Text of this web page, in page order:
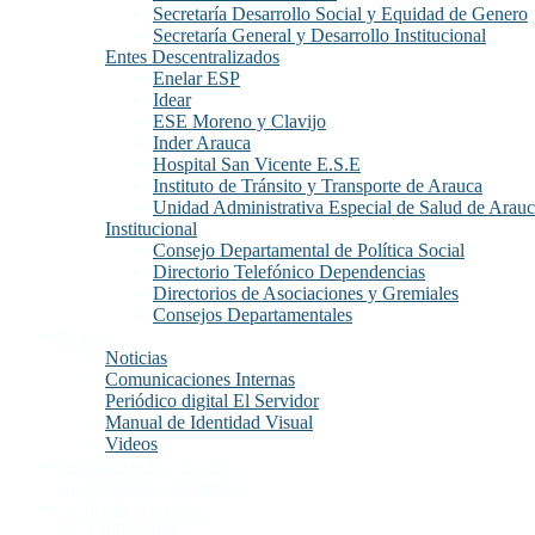
Secretaría Desarrollo Social y Equidad de Genero
Secretaría General y Desarrollo Institucional
Entes Descentralizados
Enelar ESP
Idear
ESE Moreno y Clavijo
Inder Arauca
Hospital San Vicente E.S.E
Instituto de Tránsito y Transporte de Arauca
Unidad Administrativa Especial de Salud de
Institucional
Consejo Departamental de Política Social
Directorio Telefónico Dependencias
Directorios de Asociaciones y Gremiales
Consejos Departamentales
Noticias
Comunicaciones Internas
Periódico digital El Servidor
Manual de Identidad Visual
Videos